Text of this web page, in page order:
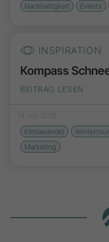
Nachhaltigkeit
Events
INSPIRATION
Kompass
BEITRAG LESEN
14. Juli 2026
Klimawandel
Marketing